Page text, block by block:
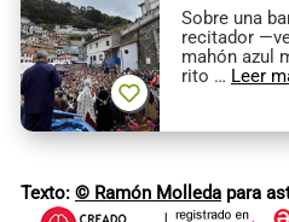
Sobre una
recitador
mahón azul
rito … Leer
Texto: © Ramón Molleda para